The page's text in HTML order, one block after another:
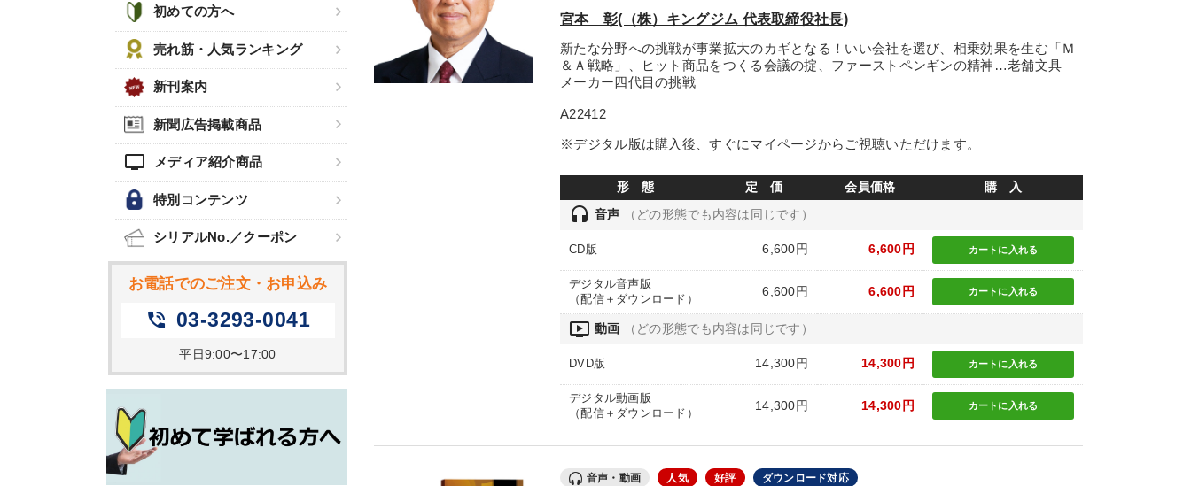
初めての方へ
売れ筋・人気ランキング
新刊案内
新聞広告掲載商品
tv メディア紹介商品
特別コンテンツ
シリアルNo.／クーポン
お電話でのご注文・お申込み
phone_in_talk 03-3293-0041
平日9:00〜17:00
宮本 彰(（株）キングジム 代表取締役社長)
新たな分野への挑戦が事業拡大のカギとなる！いい会社を選び、相乗効果を生む「Ｍ
＆Ａ戦略」、ヒット商品をつくる会議の掟、ファーストペンギンの精神…老舗文具
メーカー四代目の挑戦
A22412
※デジタル版は購入後、すぐにマイページからご視聴いただけます。
形 態 定 価 会員価格 購 入
headset 音声 （どの形態でも内容は同じです）
CD版 6,600円 6,600円 カートに 入れる
デジタル音声版
（配信＋ダウンロード）
6,600円 6,600円 カートに 入れる
ondemand_video 動画 （どの形態でも内容は同じです）
DVD版 14,300円 14,300円 カートに 入れる
デジタル動画版
（配信＋ダウンロード）
14,300円 14,300円 カートに 入れる
音声・動画 人気 好評 ダウンロード対応